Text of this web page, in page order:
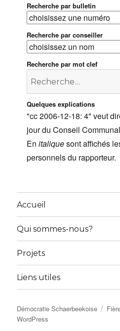
Recherche par bulletin
Recherche par conseiller
Recherche par mot clef
Recherche
:Quelques explications
"cc 2006-12-18: 4" veut
jour du Conseil
Enitaliquesont affichés
personnels du rapporteur.
Accueil
Qui sommes-nous?
Projets
Liens utiles
Démocratie Schaerbeekoise
WordPress